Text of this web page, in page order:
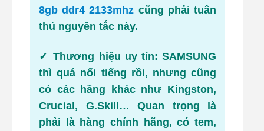
8gb ddr4 2133mhz cũng phải tuân
thủ nguyên tắc này.
✓Thương hiệu uy tín: SAMSUNG
thì quá nổi tiếng rồi, nhưng cũng
có các hãng khác như Kingston,
Crucial, G.Skill… Quan trọng là
phải là hàng chính hãng, có tem,